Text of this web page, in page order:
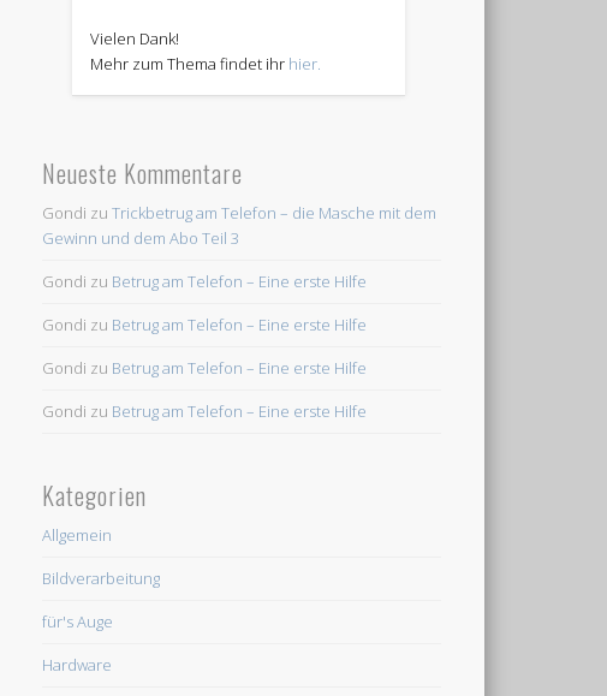
Vielen Dank!
Mehr zum Thema findet ihr hier.
Neueste Kommentare
Gondi zuTrickbetrug am Telefon – die Masche mit dem
Gewinn und dem Abo Teil 3
Gondi zu Betrug am Telefon – Eine erste Hilfe
Gondi zu Betrug am Telefon – Eine erste Hilfe
Gondi zu Betrug am Telefon – Eine erste Hilfe
Gondi zu Betrug am Telefon – Eine erste Hilfe
Kategorien
Allgemein
Bildverarbeitung
für's Auge
Hardware